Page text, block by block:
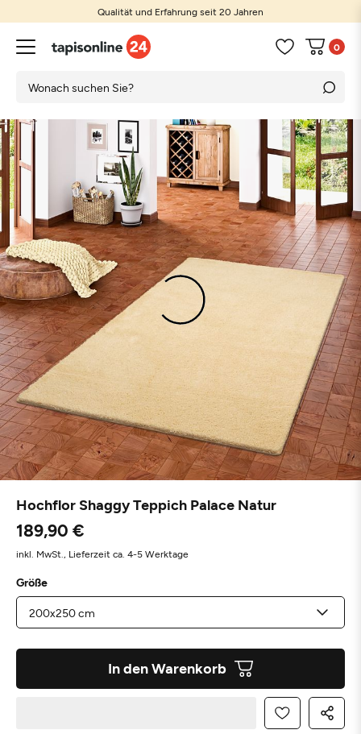
Qualität und Erfahrung seit 20 Jahren
0
Hochflor Shaggy Teppich Palace Natur
189,90 €
inkl. MwSt., Lieferzeit ca. 4-5 Werktage
Größe
In den Warenkorb